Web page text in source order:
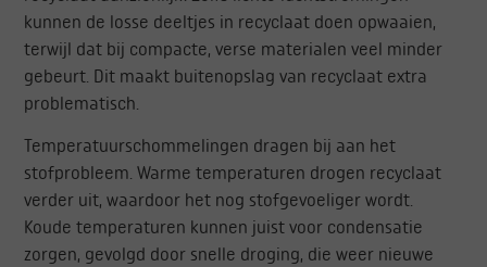
kunnen de losse deeltjes in recyclaat doen opwaaien,
terwijl dat bij compacte, verse materialen veel minder
gebeurt. Dit maakt buitenopslag van recyclaat extra
problematisch.
Temperatuurschommelingen dragen bij aan het
stofprobleem. Warme temperaturen drogen recyclaat
verder uit, waardoor het nog stofgevoeliger wordt.
Koude temperaturen kunnen juist voor condensatie
zorgen, gevolgd door snelle droging, die weer nieuwe